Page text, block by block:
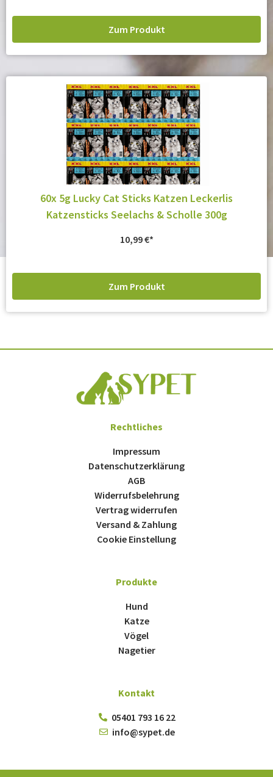
Zum Produkt
60x 5g Lucky Cat Sticks Katzen Leckerlis
Katzensticks Seelachs & Scholle 300g
10,99€
Zum Produkt
Rechtliches
Impressum
Datenschutzerklärung
AGB
Widerrufsbelehrung
Vertrag widerrufen
Versand & Zahlung
Cookie Einstellung
Produkte
Hund
Katze
Vögel
Nagetier
Kontakt
05401 793 16 22
info@sypet.de